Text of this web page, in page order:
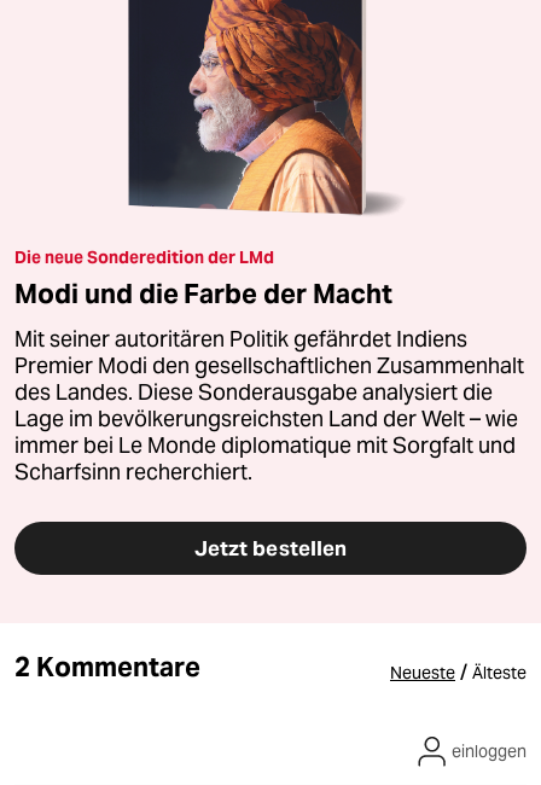
Die neue Sonderedition der LMd
Modi und die Farbe der Macht
Mit seiner autoritären Politik gefährdet Indiens
Premier Modi den gesellschaftlichen Zusammenhalt
des Landes. Diese Sonderausgabe analysiert die
Lage im bevölkerungsreichsten Land der Welt – wie
immer bei Le Monde diplomatique mit Sorgfalt und
Scharfsinn recherchiert.
Jetzt bestellen
2 Kommentare Neueste / Älteste
einloggen